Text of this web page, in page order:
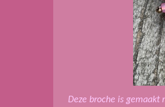
Deze broche is gemaakt